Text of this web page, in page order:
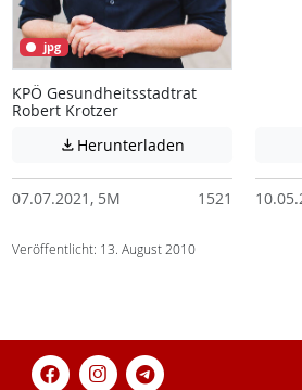
jpg
KPÖ Gesundheitsstadtrat
Robert Krotzer
 Herunterladen Achtung:
07.07.2021, 5M 1521
Veröffentlicht: 13. August 2010